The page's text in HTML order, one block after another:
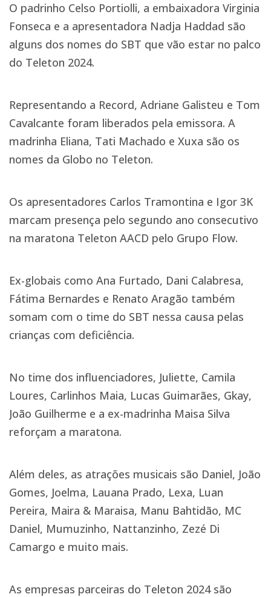
O padrinho Celso Portiolli, a embaixadora Virginia
Fonseca e a apresentadora Nadja Haddad são
alguns dos nomes do SBT que vão estar no palco
do Teleton 2024.
Representando a Record, Adriane Galisteu e Tom
Cavalcante foram liberados pela emissora. A
madrinha Eliana, Tati Machado e Xuxa são os
nomes da Globo no Teleton.
Os apresentadores Carlos Tramontina e Igor 3K
marcam presença pelo segundo ano consecutivo
na maratona Teleton AACD pelo Grupo Flow.
Ex-globais como Ana Furtado, Dani Calabresa,
Fátima Bernardes e Renato Aragão também
somam com o time do SBT nessa causa pelas
crianças com deficiência.
No time dos influenciadores, Juliette, Camila
Loures, Carlinhos Maia, Lucas Guimarães, Gkay,
João Guilherme e a ex-madrinha Maisa Silva
reforçam a maratona.
Além deles, as atrações musicais são Daniel, João
Gomes, Joelma, Lauana Prado, Lexa, Luan
Pereira, Maira & Maraisa, Manu Bahtidão, MC
Daniel, Mumuzinho, Nattanzinho, Zezé Di
Camargo e muito mais.
As empresas parceiras do Teleton 2024 são